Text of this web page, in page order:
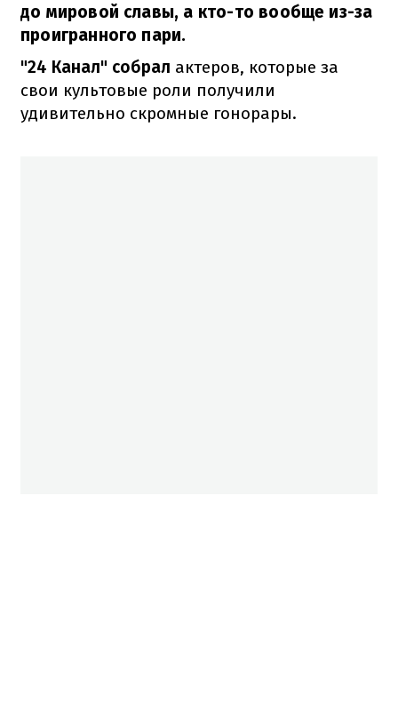
до мировой славы, а кто-то вообще из-за
проигранного пари.
"24 Канал" собрал актеров, которые за
свои культовые роли получили
удивительно скромные гонорары.